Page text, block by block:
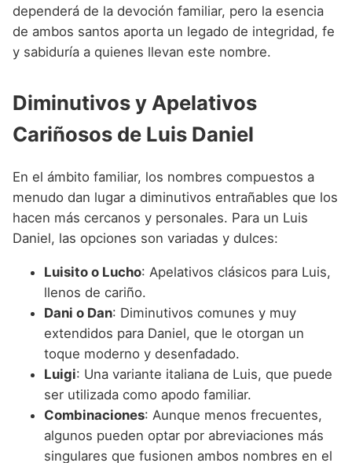
dependerá de la devoción familiar, pero la esencia
de ambos santos aporta un legado de integridad, fe
y sabiduría a quienes llevan este nombre.
Diminutivos y Apelativos
Cariñosos de Luis Daniel
En el ámbito familiar, los nombres compuestos a
menudo dan lugar a diminutivos entrañables que los
hacen más cercanos y personales. Para un Luis
Daniel, las opciones son variadas y dulces:
Luisito o Lucho: Apelativos clásicos para Luis,
llenos de cariño.
Dani o Dan: Diminutivos comunes y muy
extendidos para Daniel, que le otorgan un
toque moderno y desenfadado.
Luigi: Una variante italiana de Luis, que puede
ser utilizada como apodo familiar.
Combinaciones: Aunque menos frecuentes,
algunos pueden optar por abreviaciones más
singulares que fusionen ambos nombres en el